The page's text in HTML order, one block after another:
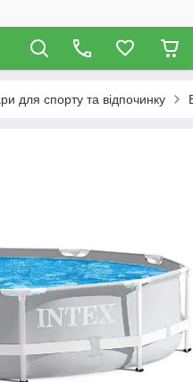
для спорту та відпочинку